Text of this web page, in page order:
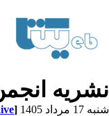
نشریه
شنبه 17 مرداد 1405 ]